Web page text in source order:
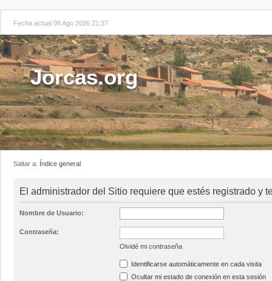
Fecha actual 08 Ago 2026 21:37
Jorcas.org
Saltar a: Índice general
El administrador del Sitio requiere que estés registrado y
Nombre de Usuario:
Contraseña:
Olvidé mi contraseña
Identificarse automáticamente en cada visita
Ocultar mi estado de conexión en esta sesión